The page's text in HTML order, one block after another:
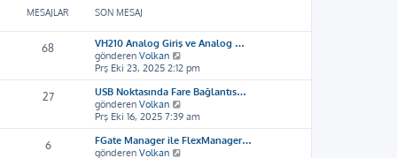
n
t
l
e
ı
g
ö
r
n
ü
MESAJLAR SON MESAJ
68
VH210 Analog Giriş ve Analog …
gönderen Volkan
o
n
m
s
a
j
Prş Eki 23, 2025 2:12 pm
27
USB Noktasında Fare Bağlantıs…
gönderen Volkan
o
n
m
Prş Eki 16, 2025 7:39 am
6
FGate Manager ile FlexManager…
gönderen Volkan